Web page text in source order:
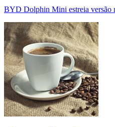
BYD Dolphin Mini estreia versão